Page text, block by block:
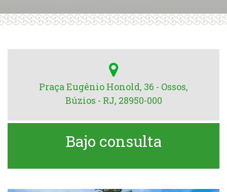
Praça Eugênio Honold, 36 - Ossos,
Búzios - RJ, 28950-000
Bajo consulta